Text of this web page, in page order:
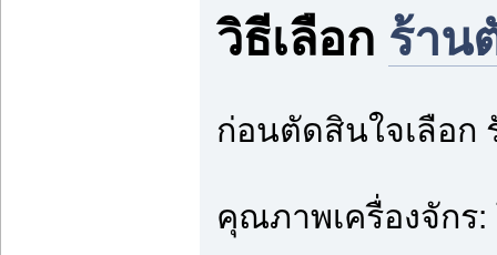
วิธีเลือก ร้าน
ก่อนตัดสินใจเลือก
คุณภาพเครื่องจักร: